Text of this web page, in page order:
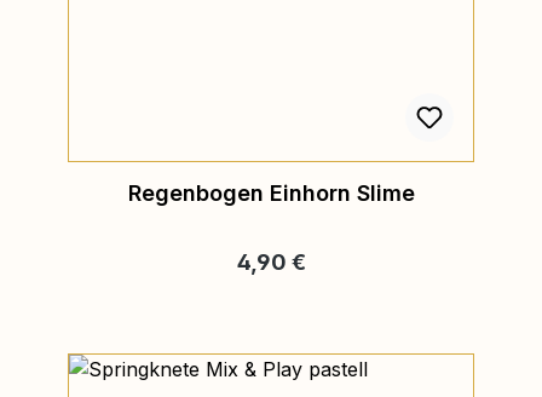
Regenbogen Einhorn Slime
Regulärer Preis:
4,90 €